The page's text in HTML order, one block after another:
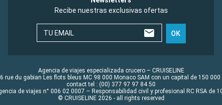
Recibe nuestras exclusivas ofertas
TU EMAIL OK
Agencia de viajes especializada crucero – CRUISELINE
rue du gabian Les flots bleus MC 98 000 Monaco SAM con un capital de 150 000
contact tel : (00) 377 97 97 84 50
de viajes n° 006 02 0007 – Responsabilidad civil y profesional RC RSA de
© CRUISELINE 2026 - all rights reserved